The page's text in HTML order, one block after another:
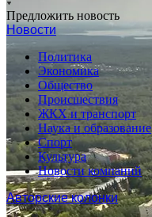
Предложить новость
Новости
Политика
Экономика
Общество
Происшествия
ЖКХ и транспорт
Наука и образование
Спорт
Культура
Новости компаний
Авторские колонки